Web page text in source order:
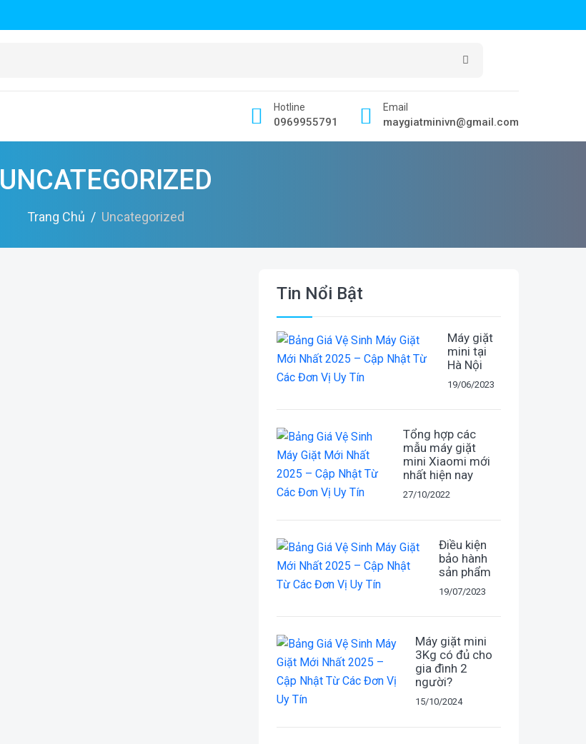
Hotline
0969955791
Email
maygiatminivn@gmail.com
UNCATEGORIZED
Trang Chủ Uncategorized
Tin Nổi Bật
Máy giặt
mini tại
Hà Nội
19/06/2023
Tổng hợp các
mẫu máy giặt
mini Xiaomi mới
nhất hiện nay
27/10/2022
Điều kiện
bảo hành
sản phẩm
19/07/2023
Máy giặt mini
3Kg có đủ cho
gia đình 2
người?
15/10/2024